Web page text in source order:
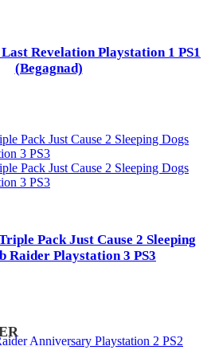
Revelation Playstation 1 PS1
(Begagnad)
Pack Just Cause 2 Sleeping
Raider Playstation 3 PS3